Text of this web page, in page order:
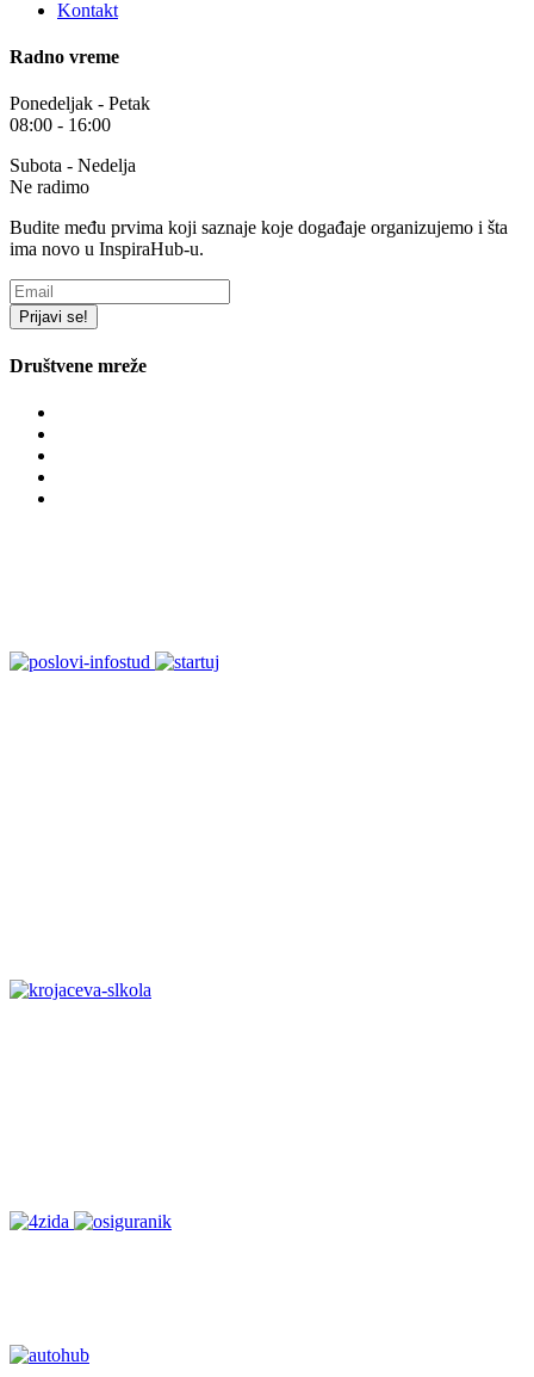
Kontakt
Radno vreme
Ponedeljak - Petak
08:00 - 16:00
Subota - Nedelja
Ne radimo
Budite među prvima koji saznaje koje događaje organizujemo i šta
ima novo u InspiraHub-u.
Prijavi se!
Društvene mreže